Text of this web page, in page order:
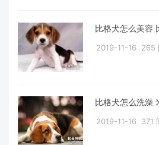
比格犬怎么美容
2019-11-16 265
比格犬怎么洗澡
2019-11-16 371